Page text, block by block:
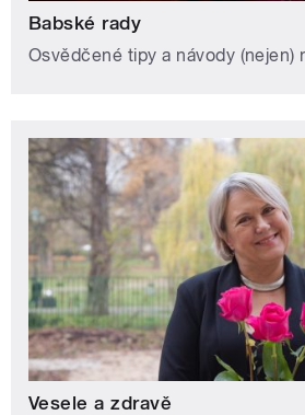
Babské rady
Osvědčené tipy a návody (nejen)
Vesele a zdravě